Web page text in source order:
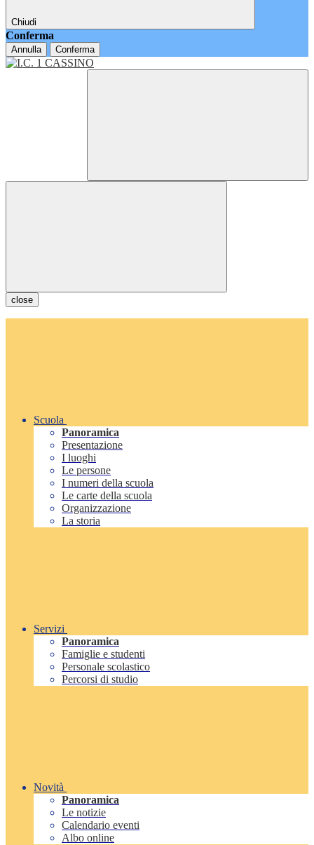
Chiudi
Conferma
Annulla Conferma
close
Scuola
Panoramica
Presentazione
I luoghi
Le persone
I numeri della scuola
Le carte della scuola
Organizzazione
La storia
Servizi
Panoramica
Famiglie e studenti
Personale scolastico
Percorsi di studio
Novità
Panoramica
Le notizie
Calendario eventi
Albo online